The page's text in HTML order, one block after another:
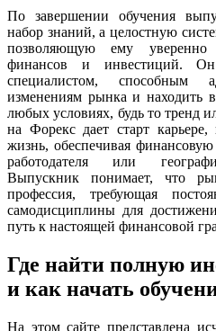
По завершении обучения
набор знаний, а целостную
позволяющую ему уверенно
финансов и инвестиций. Он
специалистом, способным
изменениям рынка и находить
любых условиях, будь то тренд
на Форекс дает старт
жизнь, обеспечивая
работодателя или
Выпускник понимает, что
профессия, требующая
самодисциплины для
путь к настоящей финансовой
Где найти полную
и как начать
На этом сайте представлена